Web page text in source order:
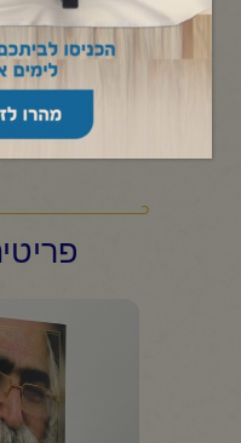
קטגוריות:ספרי חסידות